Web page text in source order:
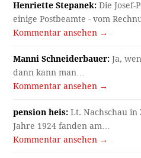
Henriette Stepanek: Die Josef-
einige Postbeamte - vom
Kommentar ansehen →
Manni Schneiderbauer: Ja,
dann kann man…
Kommentar ansehen →
pension heis: Lt. Nachschau in
Jahre 1924 fanden am…
Kommentar ansehen →